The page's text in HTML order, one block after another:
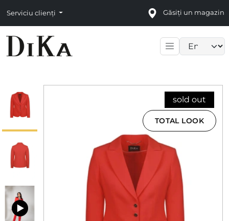
Serviciu clienți Găsiți un magazin
sold out
TOTAL LOOK